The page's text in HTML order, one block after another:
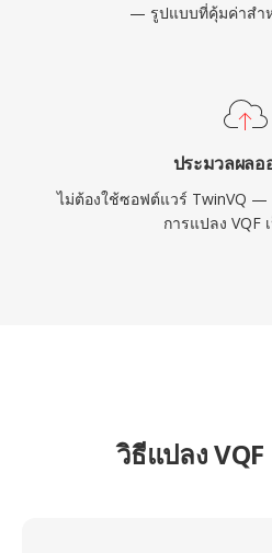
— รูปแบบที่คุ้มค่าสำ
ประมวลผลอ
ไม่ต้องใช้ซอฟต์แวร์ TwinVQ —
การแปลง VQF
วิธีแปลง VQF